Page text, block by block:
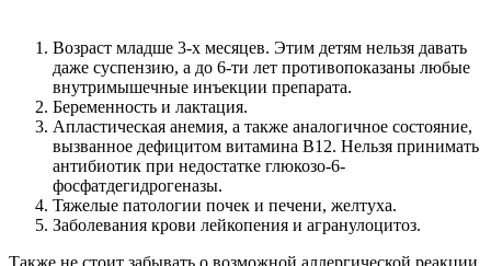
Возраст младше 3-х месяцев. Этим детям нельзя давать
даже суспензию, а до 6-ти лет противопоказаны любые
внутримышечные инъекции препарата.
Беременность и лактация.
Апластическая анемия, а также аналогичное состояние,
вызванное дефицитом витамина В12. Нельзя принимать
антибиотик при недостатке глюкозо-6-
фосфатдегидрогеназы.
Тяжелые патологии почек и печени, желтуха.
Заболевания крови лейкопения и агранулоцитоз.
Также не стоит забывать о возможной аллергической реакции